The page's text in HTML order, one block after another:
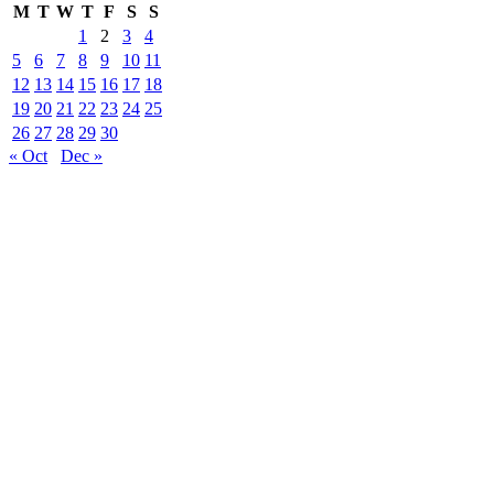
M T W T F S
S
1
2 3
4
5
6 7 8 9 10 11
12 13 14 15 16 17 18
19 20 21 22 23 24 25
26 27 28 29 30
« Oct
Dec »